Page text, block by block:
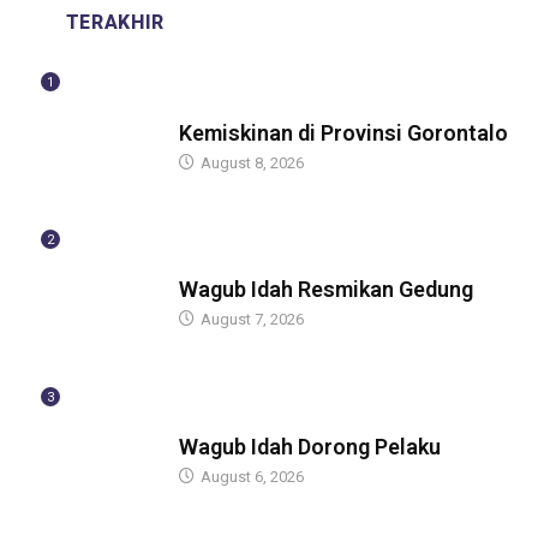
TERAKHIR
1
Kemiskinan di Provinsi Gorontalo
August 8, 2026
2
Wagub Idah Resmikan Gedung
August 7, 2026
3
Wagub Idah Dorong Pelaku
August 6, 2026